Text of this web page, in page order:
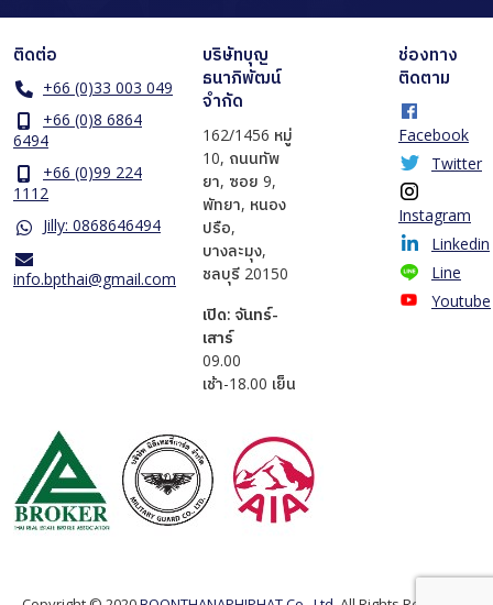
ติดต่อ
+66 (0)33 003 049
+66 (0)8 6864
6494
+66 (0)99 224
1112
Jilly: 0868646494
info.bpthai@gmail.com
บริษัทบุญ
ธนาภิพัฒน์
จำกัด
162/1456 หมู่
10, ถนนทัพ
ยา, ซอย 9,
พัทยา, หนอง
ปรือ,
บางละมุง,
ชลบุรี 20150
เปิด: จันทร์-
เสาร์
​09.00
เช้า-18.00 เย็น
ช่องทาง
ติดตาม
Facebook
Twitter
Instagram
Linkedin
Line
Youtube